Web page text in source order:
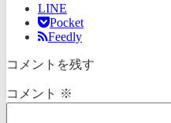
LINE
Pocket
Feedly
コメントを残す
コメント ※